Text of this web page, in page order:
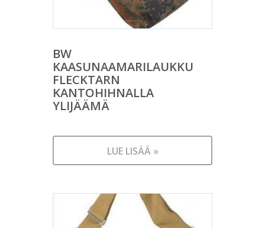
BW
KAASUNAAMARILAUKKU
FLECKTARN
KANTOHIHNALLA
YLIJÄÄMÄ
LUE LISÄÄ »